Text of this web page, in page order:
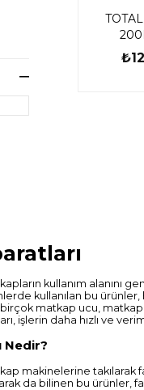
kullanım alanını
kullanılan bu
matkap ucu,
işlerin daha hızlı ve
Nedir?
makinelerine takılarak
da bilinen bu ürünler,